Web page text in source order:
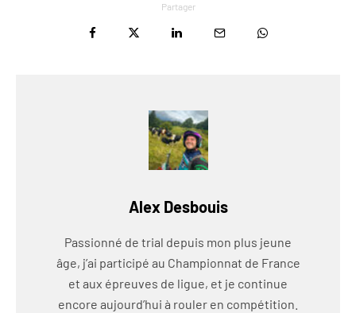
Partager
Alex Desbouis
Passionné de trial depuis mon plus jeune
âge, j’ai participé au Championnat de France
et aux épreuves de ligue, et je continue
encore aujourd’hui à rouler en compétition.